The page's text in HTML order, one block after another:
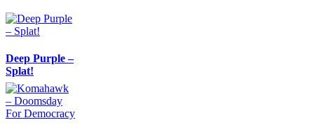
Deep Purple –
Splat!